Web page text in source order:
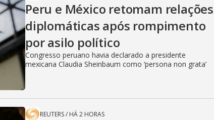
Peru e México retomam relações
diplomáticas após rompimento
por asilo político
Congresso peruano havia declarado a presidente
mexicana Claudia Sheinbaum como ‘persona non grata’
REUTERS/ HÁ 2 HORAS